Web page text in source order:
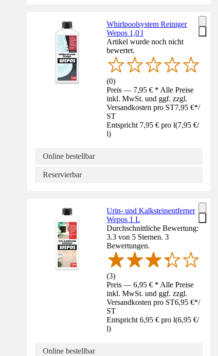
Whirlpoolsystem Reiniger
Wepos 1,0 l
Artikel wurde noch nicht
bewertet.
(0)
Preis — 7,95 € * Alle Preise
inkl. MwSt. und ggf. zzgl.
Versandkosten pro ST7,95 €*/
ST
Entspricht 7,95 € pro l(7,95 €/
l)
Online bestellbar
Reservierbar
Urin- und Kalksteinentferner
Wepos 1 L
Durchschnittliche Bewertung:
3.3 von 5 Sternen. 3
Bewertungen.
(3)
Preis — 6,95 € * Alle Preise
inkl. MwSt. und ggf. zzgl.
Versandkosten pro ST6,95 €*/
ST
Entspricht 6,95 € pro l(6,95 €/
l)
Online bestellbar